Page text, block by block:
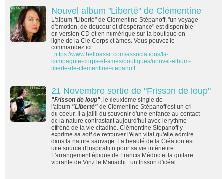
Nouvel album "Liberté" de Clémentine
L'album "Liberté" de Clémentine Stépanoff, "un voyage
d'émotion, de douceur et d'éspérance" est disponible
en version CD et en numérique sur la boutique en
ligne de la Cie Corps et âmes. Vous pouvez le
commandez ici
:https://www.helloasso.com/associations/la-
compagnie-corps-et-ames/boutiques/nouvel-album-
liberte-de-clementine-stepanoff
21 Novembre sortie de "Frisson de loup"
"Frisson de loup" , le deuxième single de
l'album "Liberté"de Clémentine Stépanoff est un cri
du coeur. Il a jailli du souvenir d'une enfance au contact
de la nature contrastant aujourd'hui avec le rythme
effréné de la vie citadine. Clémentine Stépanoff y
exprime sa soif de retrouver l'élan vital qu'elle admire
dans la nature sauvage. La beauté de la Création est
une source d'inspiration pour sa vie intérieure.
L'arrangement épique de Francis Médoc et la guitare
vibrante de Vinz le Mariachi : un frisson d'idéal.